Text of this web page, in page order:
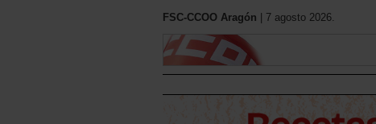
FSC-CCOO Aragón | 7 agosto 2026.